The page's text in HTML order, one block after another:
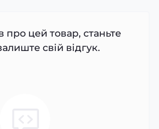
про цей товар, станьте
свій відгук.